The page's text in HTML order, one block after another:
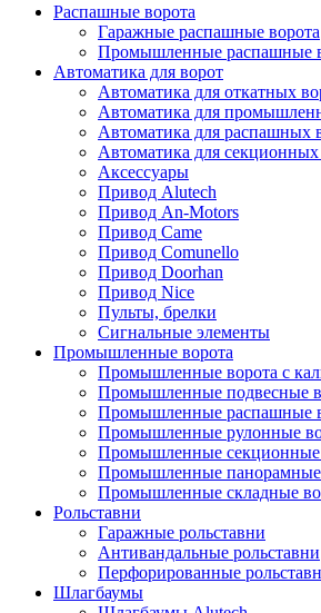
Распашные ворота
Гаражные распашные ворота
Промышленные распашные
Автоматика для ворот
Автоматика для откатных
Автоматика для
Автоматика для распашных
Автоматика для секционных
Аксессуары
Привод Alutech
Привод An-Motors
Привод Came
Привод Comunello
Привод Doorhan
Привод Nice
Пульты, брелки
Сигнальные элементы
Промышленные ворота
Промышленные ворота с
Промышленные подвесные
Промышленные распашные
Промышленные рулонные
Промышленные секционные
Промышленные панорамные
Промышленные складные
Рольставни
Гаражные рольставни
Антивандальные рольставни
Перфорированные
Шлагбаумы